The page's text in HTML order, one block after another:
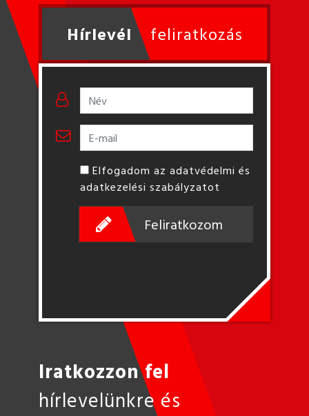
Hírlevél feliratkozás
Elfogadom az adatvédelmi és
adatkezelési szabályzatot
Feliratkozom
Iratkozzon fel
hírlevelünkre és